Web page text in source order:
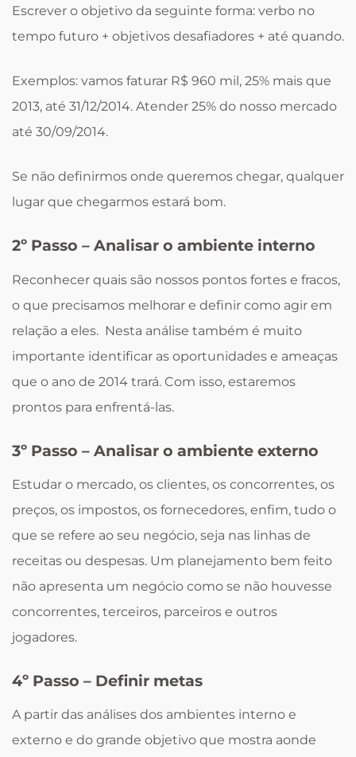
Escrever o objetivo da seguinte forma: verbo no
tempo futuro + objetivos desafiadores + até quando.
Exemplos: vamos faturar R$ 960 mil, 25% mais que
2013, até 31/12/2014. Atender 25% do nosso mercado
até 30/09/2014.
Se não definirmos onde queremos chegar, qualquer
lugar que chegarmos estará bom.
2º Passo – Analisar o ambiente interno
Reconhecer quais são nossos pontos fortes e fracos,
o que precisamos melhorar e definir como agir em
relação a eles. Nesta análise também é muito
importante identificar as oportunidades e ameaças
que o ano de 2014 trará. Com isso, estaremos
prontos para enfrentá-las.
3º Passo – Analisar o ambiente externo
Estudar o mercado, os clientes, os concorrentes, os
preços, os impostos, os fornecedores, enfim, tudo o
que se refere ao seu negócio, seja nas linhas de
receitas ou despesas. Um planejamento bem feito
não apresenta um negócio como se não houvesse
concorrentes, terceiros, parceiros e outros
jogadores.
4º Passo – Definir metas
A partir das análises dos ambientes interno e
externo e do grande objetivo que mostra aonde